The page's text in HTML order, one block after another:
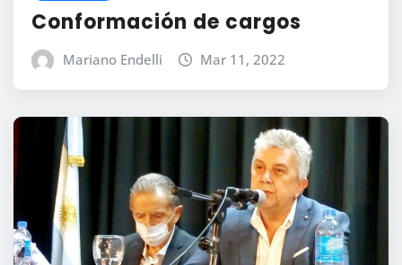
Conformación de cargos
Mariano Endelli Mar 11, 2022